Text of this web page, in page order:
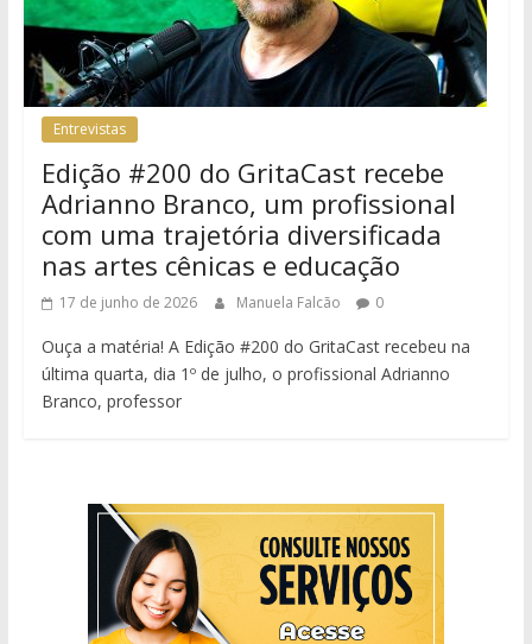
Entrevistas
Edição #200 do GritaCast recebe
Adrianno Branco, um profissional
com uma trajetória diversificada
nas artes cênicas e educação
17 de junho de 2026 Manuela Falcão 0
Ouça a matéria! A Edição #200 do GritaCast recebeu na
última quarta, dia 1º de julho, o profissional Adrianno
Branco, professor